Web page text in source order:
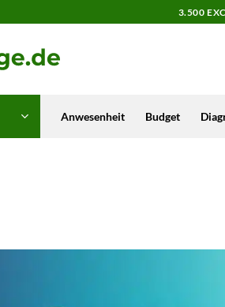
3.500
Anwesenheit Budget